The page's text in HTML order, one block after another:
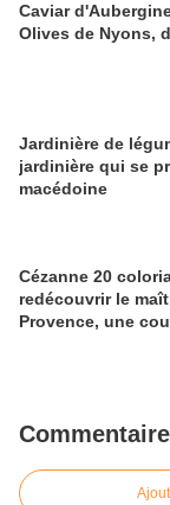
Caviar
Olives de Nyons,
Jardinière de
jardinière qui se
macédoine
Cézanne 20
redécouvrir le
Provence, une